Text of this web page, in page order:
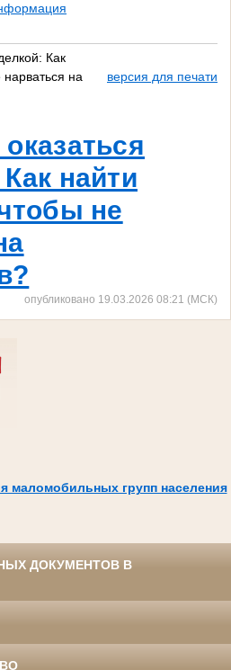
Как
на
версия для печати
найти
не
опубликовано 19.03.2026 08:21 (МСК)
маломобильных групп населения
ДОКУМЕНТОВ В